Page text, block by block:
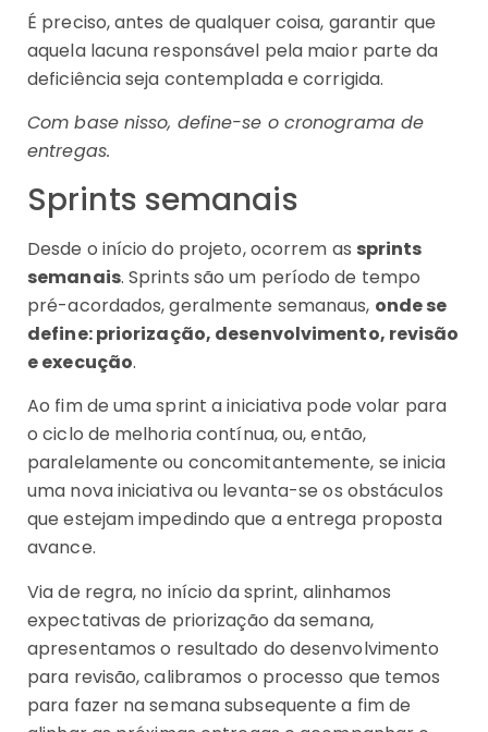
É preciso, antes de qualquer coisa, garantir que
aquela lacuna responsável pela maior parte da
deficiência seja contemplada e corrigida.
Com base nisso, define-se o cronograma de
entregas.
Sprints semanais
Desde o início do projeto, ocorrem as sprints
semanais. Sprints são um período de tempo
pré-acordados, geralmente semanaus, onde se
define: priorização, desenvolvimento, revisão
e execução.
Ao fim de uma sprint a iniciativa pode volar para
o ciclo de melhoria contínua, ou, então,
paralelamente ou concomitantemente, se inicia
uma nova iniciativa ou levanta-se os obstáculos
que estejam impedindo que a entrega proposta
avance.
Via de regra, no início da sprint, alinhamos
expectativas de priorização da semana,
apresentamos o resultado do desenvolvimento
para revisão, calibramos o processo que temos
para fazer na semana subsequente a fim de